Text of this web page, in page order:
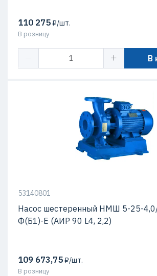
110 275₽/шт.
В розницу
В
53140801
Насос шестеренный НМШ 5-25-
Ф(Б1)-Е (АИР 90 L4, 2,2)
109 673,75₽/шт.
В розницу